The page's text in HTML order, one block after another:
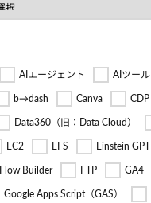
AIエージェント AIツール
b→dash Canva CDP
Data360（旧：Data Cloud）
EC2 EFS Einstein GPT
Flow Builder FTP GA4
Google Apps Script（GAS）